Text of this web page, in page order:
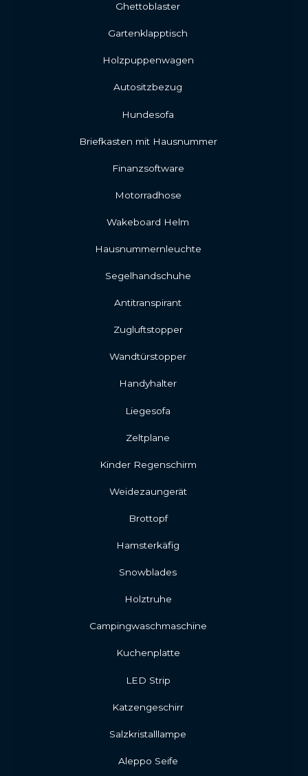
Ghettoblaster
Gartenklapptisch
Holzpuppenwagen
Autositzbezug
Hundesofa
Briefkasten mit Hausnummer
Finanzsoftware
Motorradhose
Wakeboard Helm
Hausnummernleuchte
Segelhandschuhe
Antitranspirant
Zugluftstopper
Wandtürstopper
Handyhalter
Liegesofa
Zeltplane
Kinder Regenschirm
Weidezaungerät
Brottopf
Hamsterkäfig
Snowblades
Holztruhe
Campingwaschmaschine
Kuchenplatte
LED Strip
Katzengeschirr
Salzkristalllampe
Aleppo Seife